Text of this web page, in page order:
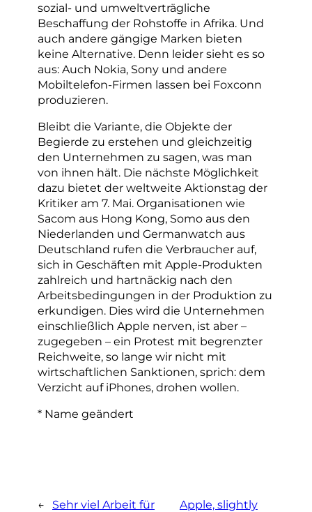
sozial- und umweltverträgliche
Beschaffung der Rohstoffe in Afrika. Und
auch andere gängige Marken bieten
keine Alternative. Denn leider sieht es so
aus: Auch Nokia, Sony und andere
Mobiltelefon-Firmen lassen bei Foxconn
produzieren.
Bleibt die Variante, die Objekte der
Begierde zu erstehen und gleichzeitig
den Unternehmen zu sagen, was man
von ihnen hält. Die nächste Möglichkeit
dazu bietet der weltweite Aktionstag der
Kritiker am 7. Mai. Organisationen wie
Sacom aus Hong Kong, Somo aus den
Niederlanden und Germanwatch aus
Deutschland rufen die Verbraucher auf,
sich in Geschäften mit Apple-Produkten
zahlreich und hartnäckig nach den
Arbeitsbedingungen in der Produktion zu
erkundigen. Dies wird die Unternehmen
einschließlich Apple nerven, ist aber –
zugegeben – ein Protest mit begrenzter
Reichweite, so lange wir nicht mit
wirtschaftlichen Sanktionen, sprich: dem
Verzicht auf iPhones, drohen wollen.
* Name geändert
←
Sehr viel Arbeit für
Apple, slightly